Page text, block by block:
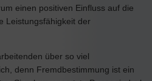
einen positiven Einfluss auf die
Leistungsfähigkeit der
über so viel
denn Fremdbestimmung ist ein